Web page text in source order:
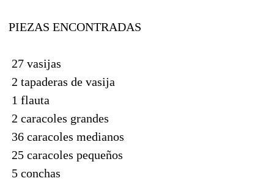
PIEZAS ENCONTRADAS
 27 vasijas
 2 tapaderas de vasija
 1 flauta
 2 caracoles grandes
 36 caracoles medianos
 25 caracoles pequeños
 5 conchas